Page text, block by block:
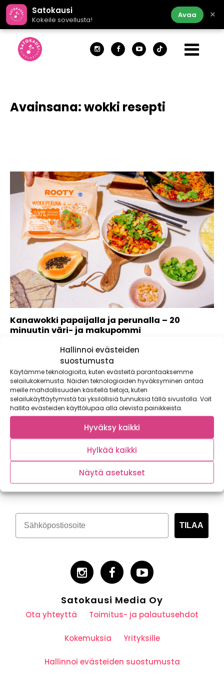
Hallinnoi evästeiden
suostumusta
Käytämme teknologioita, kuten evästeitä parantaaksemme
selailukokemusta. Näiden teknologioiden hyväksyminen antaa
meille mahdollisuuden käsitellä tietoja, kuten
selailukäyttäytymistä tai yksilöllisiä tunnuksia tällä sivustolla. Voit
hallita evästeiden käyttölupaa alla olevista painikkeista.
Hyväksy kaikki
Hylkää kaikki
Näytä asetukset
Satokausi
Kokeile sovellusta!
Avaa ×
Avainsana:wokki resepti
Kanawokki papaijalla ja perunalla – 20
minuutin väri- ja makupommi
Kaupallinen yhteistyö: Rooty Pikaruokaa perunasta – tämän
värikkään wokin salaisuus on Rooty Wokkiperuna!...
Tilaa kasvispitoinen uutiskirje
TILAA
Satokausi Media Oy
Ota yhteyttä Toimitus- ja palautusehdot
Kokemuksia Yrityksille
Hallinnoi evästeiden suostumusta